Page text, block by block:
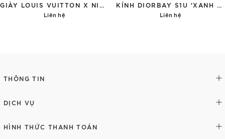
Liên hệ Liên hệ
THÔNG TIN
DỊCH VỤ
HÌNH THỨC THANH TOÁN